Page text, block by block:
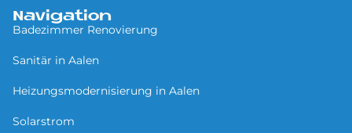
Navigation
Badezimmer Renovierung
Sa­ni­tär in Aa­len
Heizungsmodernisierung in Aalen
Solarstrom